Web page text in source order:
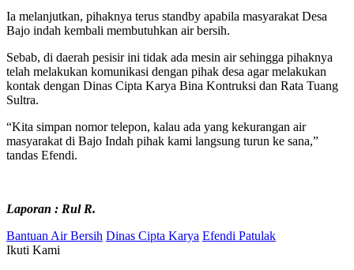
Ia melanjutkan, pihaknya terus standby apabila masyarakat Desa
Bajo indah kembali membutuhkan air bersih.
Sebab, di daerah pesisir ini tidak ada mesin air sehingga pihaknya
telah melakukan komunikasi dengan pihak desa agar melakukan
kontak dengan Dinas Cipta Karya Bina Kontruksi dan Rata Tuang
Sultra.
“Kita simpan nomor telepon, kalau ada yang kekurangan air
masyarakat di Bajo Indah pihak kami langsung turun ke sana,”
tandas Efendi.
Laporan : Rul R.
Bantuan Air Bersih Dinas Cipta Karya Efendi Patulak
Ikuti Kami